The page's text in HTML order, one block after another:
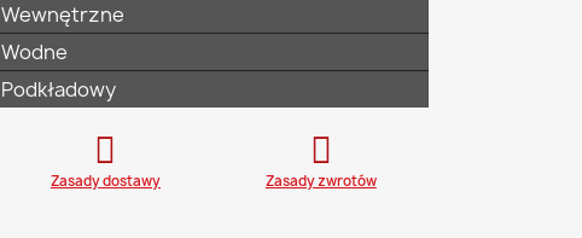
Wewnętrzne
Wodne
Podkładowy
Zasady dostawy Zasady zwrotów